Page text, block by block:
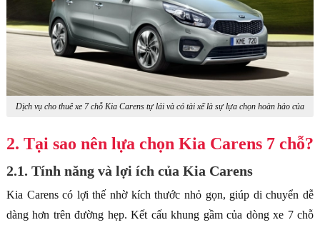
Dịch vụ cho thuê xe 7 chỗ Kia Carens tự lái và có tài xế là sự lựa chọn hoàn hảo của
2. Tại sao nên lựa chọn Kia Carens 7 chỗ?
2.1. Tính năng và lợi ích của Kia Carens
Kia Carens có lợi thế nhờ kích thước nhỏ gọn, giúp di chuyển dễ
dàng hơn trên đường hẹp. Kết cấu khung gầm của dòng xe 7 chỗ